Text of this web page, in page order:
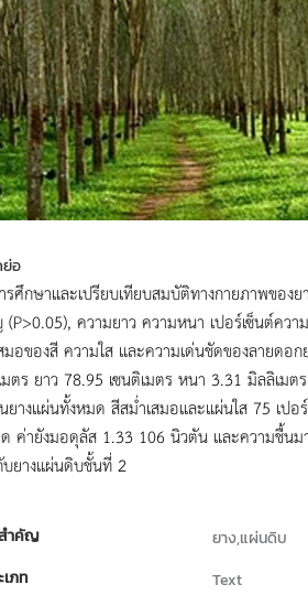
อ
รศึกษาและเปรียบเทียบสมบัติทางกายภาพขอ
ความยาว ความหนา เปอร์เซ็นต์คว
มอของสี ความใส และความเด่นชัดของลายด
มตร ยาว 78.95 เซนติเมตร หนา 3.31 มิลลิเม
ยางแผ่นทั้งหมด สีสม่ำเสมอและแผ่นใส 75 เป
ค่ายังมอดุลัส 1.33 106 นิวตัน และความชื้นม
บยางแผ่นดิบชั้นที่ 2
ำคัญ
ยาง,แผ่นดิบ
เภท
Text